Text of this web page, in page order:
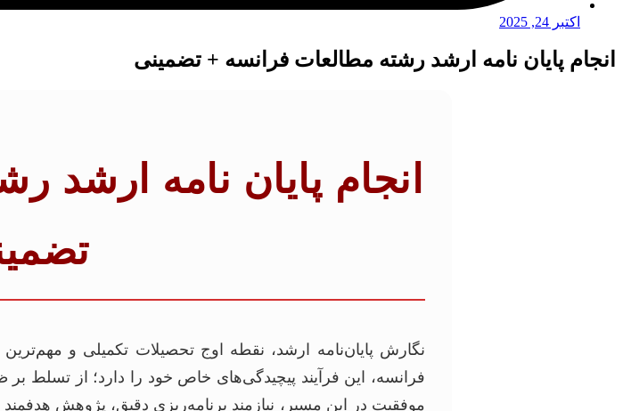
اکتبر 24, 2025
انجام پایان نامه ارشد رشته مطالعات فرانسه + تضمینی
انجام پایان نامه ارشد
نگارش پایان‌نامه ارشد، نقطه اوج تحصیلات تکمیلی و
فرانسه، این فرآیند پیچیدگی‌های خاص خود را دارد؛ از تسلط
موفقیت در این مسیر، نیازمند برنامه‌ریزی دقیق، پژوهش